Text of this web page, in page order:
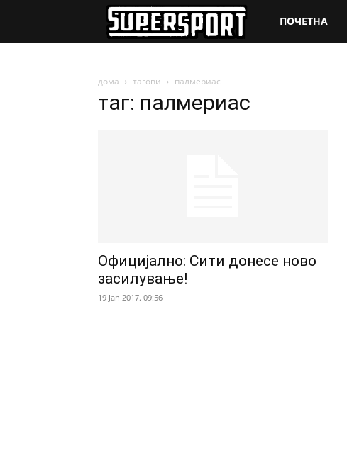
SuperSport.mk
ПОЧЕТНА
дома тагови палмериас
таг: палмериас
Официјално: Сити донесе ново
засилување!
19 Jan 2017. 09:56